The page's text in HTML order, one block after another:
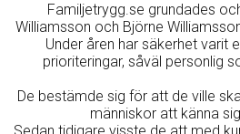
Familjetrygg.se grundades
Williamsson och Björne
Under åren har säkerhet varit
prioriteringar, såväl personlig
De bestämde sig för att de ville
människor att känna